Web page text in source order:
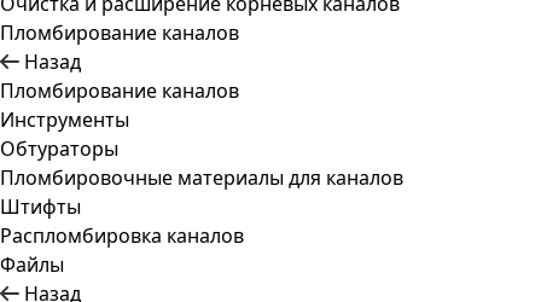
Пломбирование каналов
Назад
Пломбирование каналов
Инструменты
Обтураторы
Пломбировочные материалы для каналов
Штифты
Распломбировка каналов
Файлы
Назад